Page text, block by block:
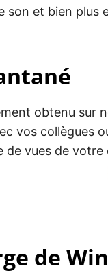
son et bien plus
obtenu sur
vos collègues
de vues de
de